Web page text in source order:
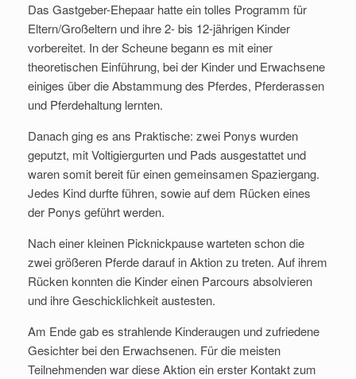
Das Gastgeber-Ehepaar hatte ein tolles Programm für
Eltern/Großeltern und ihre 2- bis 12-jährigen Kinder
vorbereitet. In der Scheune begann es mit einer
theoretischen Einführung, bei der Kinder und Erwachsene
einiges über die Abstammung des Pferdes, Pferderassen
und Pferdehaltung lernten.
Danach ging es ans Praktische: zwei Ponys wurden
geputzt, mit Voltigiergurten und Pads ausgestattet und
waren somit bereit für einen gemeinsamen Spaziergang.
Jedes Kind durfte führen, sowie auf dem Rücken eines
der Ponys geführt werden.
Nach einer kleinen Picknickpause warteten schon die
zwei größeren Pferde darauf in Aktion zu treten. Auf ihrem
Rücken konnten die Kinder einen Parcours absolvieren
und ihre Geschicklichkeit austesten.
Am Ende gab es strahlende Kinderaugen und zufriedene
Gesichter bei den Erwachsenen. Für die meisten
Teilnehmenden war diese Aktion ein erster Kontakt zum